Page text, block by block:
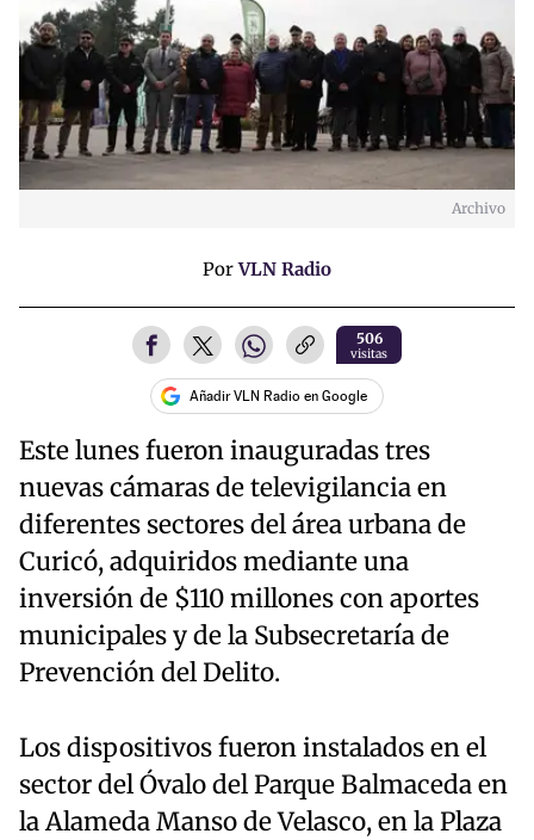
Archivo
PorVLN Radio
506
visitas
Añadir VLN Radio en Google
Este lunes fueron inauguradas tres
nuevas cámaras de televigilancia en
diferentes sectores del área urbana de
Curicó, adquiridos mediante una
inversión de $110 millones con aportes
municipales y de la Subsecretaría de
Prevención del Delito.
Los dispositivos fueron instalados en el
sector del Óvalo del Parque Balmaceda en
la Alameda Manso de Velasco, en la Plaza